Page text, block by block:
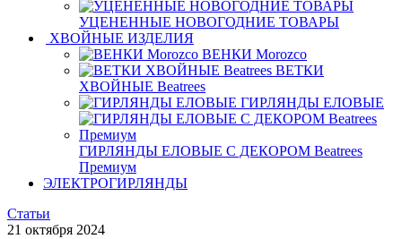
УЦЕНЕННЫЕ НОВОГОДНИЕ ТОВАРЫ
ХВОЙНЫЕ ИЗДЕЛИЯ
ВЕНКИ Morozco
ВЕТКИ
ХВОЙНЫЕ Beatrees
ГИРЛЯНДЫ ЕЛОВЫЕ
ГИРЛЯНДЫ ЕЛОВЫЕ С ДЕКОРОМ Beatrees
Премиум
ЭЛЕКТРОГИРЛЯНДЫ
Статьи
21 октября 2024